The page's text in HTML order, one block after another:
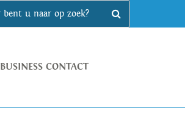
BUSINESS CONTACT